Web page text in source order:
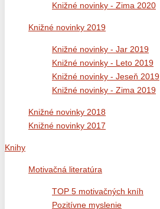
Knižné novinky - Zima 2020
Knižné novinky 2019
Knižné novinky - Jar 2019
Knižné novinky - Leto 2019
Knižné novinky - Jeseň 2019
Knižné novinky - Zima 2019
Knižné novinky 2018
Knižné novinky 2017
Knihy
Motivačná literatúra
TOP 5 motivačných kníh
Pozitívne myslenie